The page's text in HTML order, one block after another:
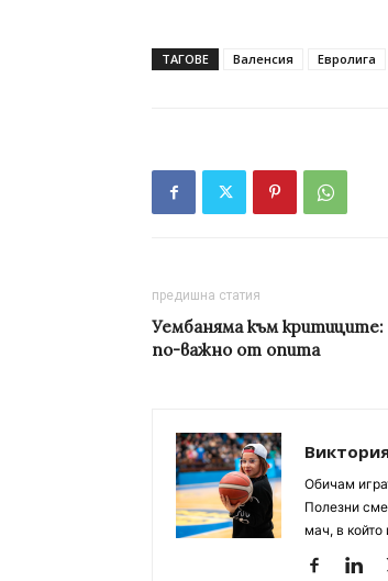
ТАГОВЕ Валенсия Евролига
предишна статия
Уембаняма към
по-важно от опита
Обичам
Полезни
мач, в